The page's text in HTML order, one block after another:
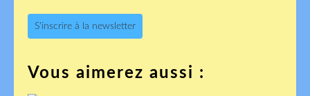
S'inscrire à la newsletter
Vous aimerez aussi :